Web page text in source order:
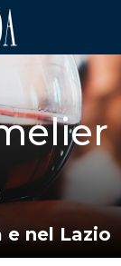
nel Lazio